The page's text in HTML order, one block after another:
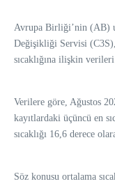
Avrupa Birliği’nin (AB)
Değişikliği Servisi
sıcaklığına ilişkin verileri
Verilere göre, Ağustos
kayıtlardaki üçüncü en
sıcaklığı 16,6 derece
Söz konusu ortalama